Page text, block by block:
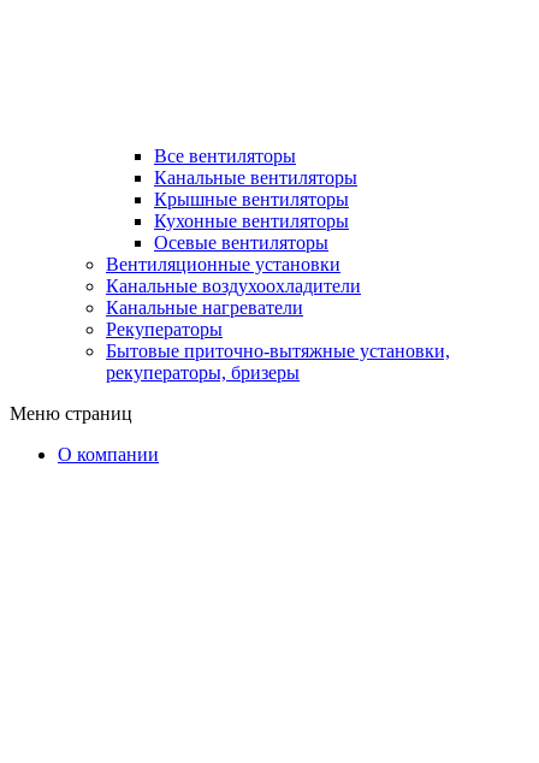
Все вентиляторы
Канальные вентиляторы
Крышные вентиляторы
Кухонные вентиляторы
Осевые вентиляторы
Вентиляционные установки
Канальные воздухоохладители
Канальные нагреватели
Рекуператоры
Бытовые приточно-вытяжные установки,
рекуператоры, бризеры
Меню страниц
О компании